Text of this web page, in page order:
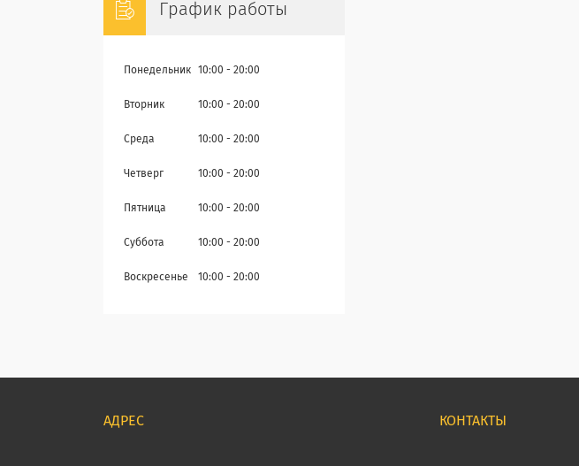
График работы
Понедельник 10:00 20:00
Вторник 10:00 20:00
Среда 10:00 20:00
Четверг 10:00 20:00
Пятница 10:00 20:00
Суббота 10:00 20:00
Воскресенье 10:00 20:00